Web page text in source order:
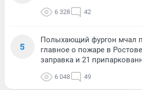
6 328 42
5
Полыхающий фургон мчал
главное о пожаре в
заправка и 21
6 048 49